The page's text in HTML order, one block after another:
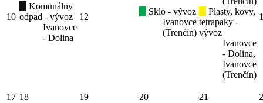
10
Komunálny
odpad - vývoz
Ivanovce
- Dolina
12
Sklo - vývoz
Ivanovce
(Trenčín)
Plasty, kovy,
tetrapaky -
vývoz
Ivanovce
- Dolina,
Ivanovce
(Trenčín)
17 18 19 20 21